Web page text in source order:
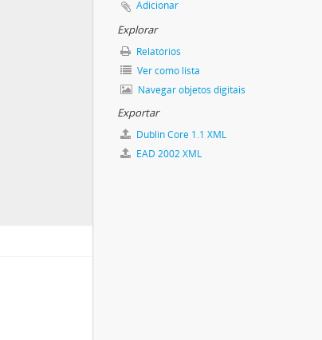
Adicionar
Explorar
Relatórios
Ver como lista
Navegar objetos digitais
Exportar
Dublin Core 1.1 XML
EAD 2002 XML